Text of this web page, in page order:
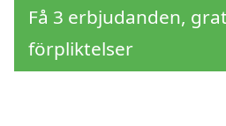
Få 3 erbjudanden,
förpliktelser